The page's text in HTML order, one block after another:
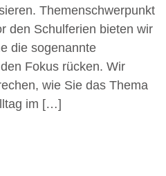
Themenschwerpunkt
den Schulferien bieten wir
die sogenannte
Fokus rücken. Wir
wie Sie das Thema
im […]